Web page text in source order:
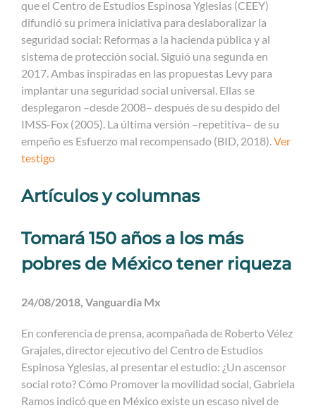
que el Centro de Estudios Espinosa Yglesias (CEEY)
difundió su primera iniciativa para deslaboralizar la
seguridad social: Reformas a la hacienda pública y al
sistema de protección social. Siguió una segunda en
2017. Ambas inspiradas en las propuestas Levy para
implantar una seguridad social universal. Ellas se
desplegaron –desde 2008– después de su despido del
IMSS-Fox (2005). La última versión –repetitiva– de su
empeño es Esfuerzo mal recompensado (BID, 2018).Ver
testigo
Artículos y columnas
Tomará 150 años a los más
pobres de México tener riqueza
24/08/2018, Vanguardia Mx
En conferencia de prensa, acompañada de Roberto Vélez
Grajales, director ejecutivo del Centro de Estudios
Espinosa Yglesias, al presentar el estudio: ¿Un ascensor
social roto? Cómo Promover la movilidad social, Gabriela
Ramos indicó que en México existe un escaso nivel de